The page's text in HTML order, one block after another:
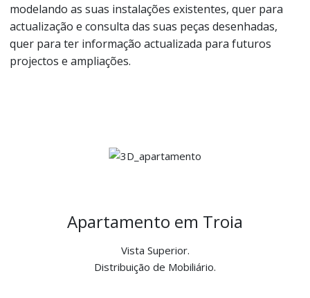
modelando as suas instalações existentes, quer para
actualização e consulta das suas peças desenhadas,
quer para ter informação actualizada para futuros
projectos e ampliações.
Apartamento em Troia
Vista Superior.
Distribuição de Mobiliário.